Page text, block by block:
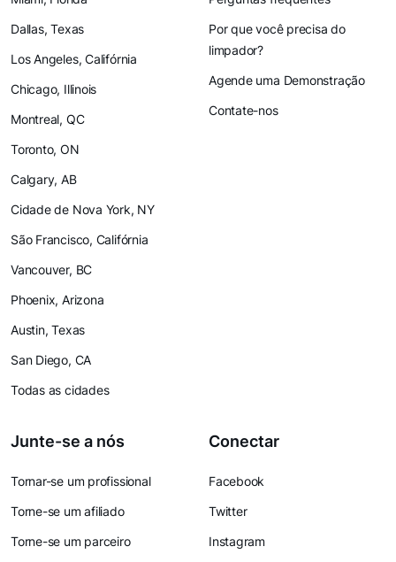
Dallas, Texas
Los Angeles, Califórnia
Chicago, Illinois
Montreal, QC
Toronto, ON
Calgary, AB
Cidade de Nova York, NY
São Francisco, Califórnia
Vancouver, BC
Phoenix, Arizona
Austin, Texas
San Diego, CA
Todas as cidades
Por que você precisa do
limpador?
Agende uma Demonstração
Contate-nos
Junte-se a nós
Tornar-se um profissional
Torne-se um afiliado
Torne-se um parceiro
Conectar
Facebook
Twitter
Instagram